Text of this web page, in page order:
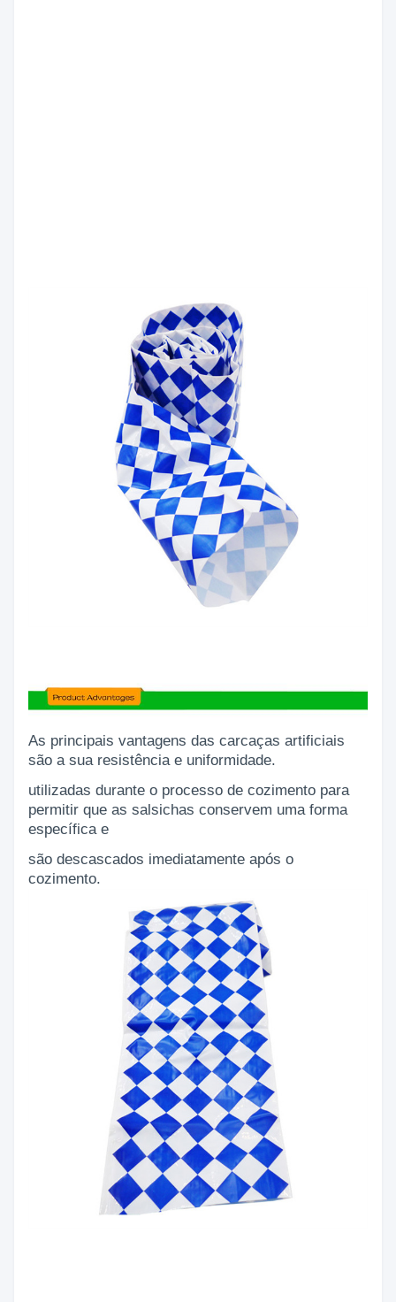
As principais vantagens das carcaças artificiais
são a sua resistência e uniformidade.
utilizadas durante o processo de cozimento para
permitir que as salsichas conservem uma forma
específica e
são descascados imediatamente após o
cozimento.